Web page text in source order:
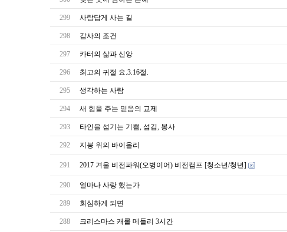
299 사람답게 사는 길
298 감사의 조건
297 카터의 삶과 신앙
296 최고의 귀절 요.3.16절.
295 생각하는 사람
294 새 힘을 주는 믿음의 교제
293 타인을 섬기는 기쁨, 섬김, 봉사
292 지붕 위의 바이올리
291 2017 겨울 비전파워(오병이어) 비전캠프 [청소년/청년]
290 얼마나 사랑 했는가
289 회심하게 되면
288 크리스마스 캐롤 메들리 3시간